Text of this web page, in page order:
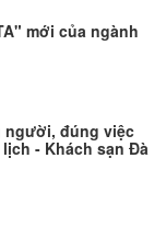
mới của ngành
người, đúng việc
- Khách sạn Đà